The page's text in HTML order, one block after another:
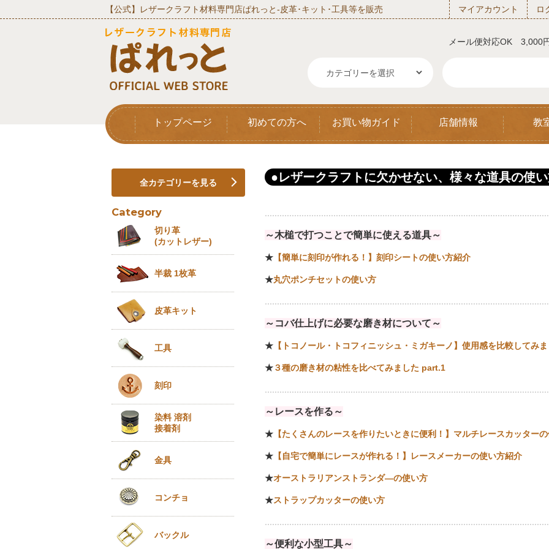
【公式】レザークラフト材料専門店ぱれっと‐皮革･キット･工具等を販売 マイアカウント ロ
メール便対応OK 3,000
トップページ 初めての方へ お買い物ガイド 店舗情報 教
●レザークラフトに欠かせない、様々な道具の使
～木槌で打つことで簡単に使える道具～
★ 【簡単に刻印が作れる！】刻印シートの使い方紹介
★丸穴ポンチセットの使い方
～コバ仕上げに必要な磨き材について～
★ 【トコノール・トコフィニッシュ・ミガキーノ】使用感を比較してみ
★３種の磨き材の粘性を比べてみました part.1
～レースを作る～
★ 【たくさんのレースを作りたいときに便利！】マルチレースカッター
★ 【自宅で簡単にレースが作れる！】レースメーカーの使い方紹介
★オーストラリアンストランダ―の使い方
★ストラップカッターの使い方
～便利な小型工具～
全カテゴリーを見る
Category
切り革
(カットレザー)
半裁 1枚革
皮革キット
工具
刻印
染料 溶剤
接着剤
金具
コンチョ
バックル